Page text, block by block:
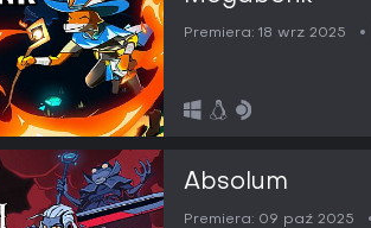
Premiera: 18 wrz 2025
Absolum
Premiera: 09 paź 2025